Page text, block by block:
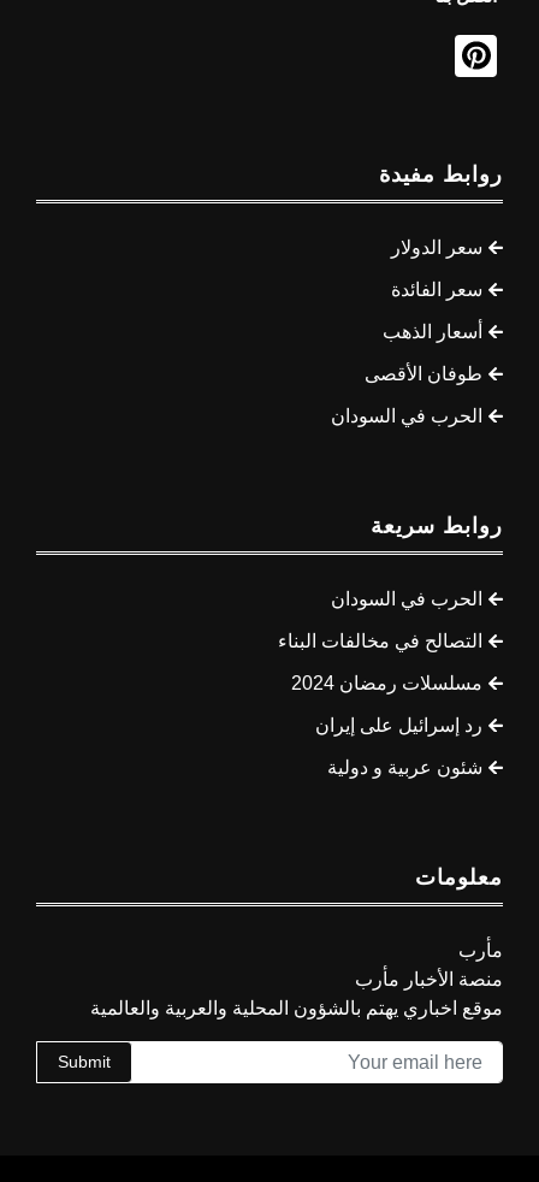
روابط مفيدة
سعر الدولار
سعر الفائدة
أسعار الذهب
طوفان الأقصى
الحرب في السودان
روابط سريعة
الحرب في السودان
التصالح في مخالفات البناء
مسلسلات رمضان 2024
رد إسرائيل على إيران
شئون عربية و دولية
معلومات
مأرب
منصة الأخبار مأرب
موقع اخباري يهتم بالشؤون المحلية والعربية والعالمية
Submit